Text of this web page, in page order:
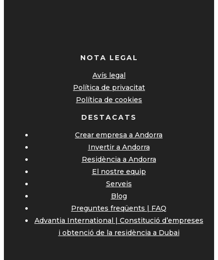
NOTA LEGAL
Avís legal
Política de privacitat
Política de cookies
DESTACATS
Crear empresa a Andorra
Invertir a Andorra
Residència a Andorra
El nostre equip
Serveis
Blog
Preguntes freqüents | FAQ
Advantia International | Constitució d’empreses
i obtenció de la residència a Dubai